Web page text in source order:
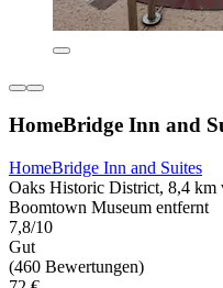
HomeBridge Inn and
HomeBridge Inn and Suites
Oaks Historic District, 8,4
Boomtown Museum entfernt
7,8/10
Gut
(460 Bewertungen)